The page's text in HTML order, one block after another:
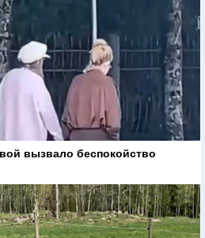
вызвало беспокойство